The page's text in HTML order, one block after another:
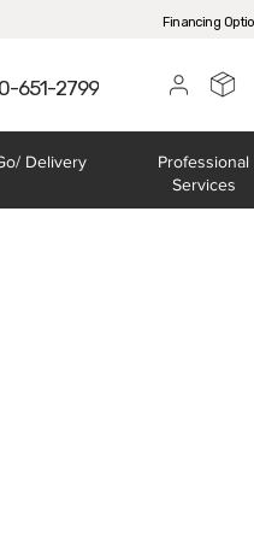
Financing
651-2799
Delivery
Professional
Services